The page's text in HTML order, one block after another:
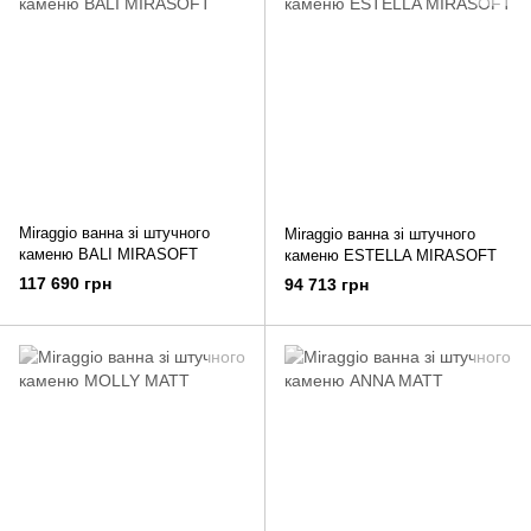
Miraggio ванна зі штучного
каменю BALI MIRASOFT
117 690 грн
Miraggio ванна зі штучного
каменю ESTELLA MIRASOFT
94 713 грн